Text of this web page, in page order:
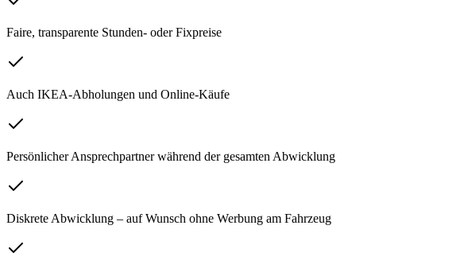
Faire, transparente Stunden- oder Fixpreise
Auch IKEA-Abholungen und Online-Käufe
Persönlicher Ansprechpartner während der gesamten Abwicklung
Diskrete Abwicklung – auf Wunsch ohne Werbung am Fahrzeug